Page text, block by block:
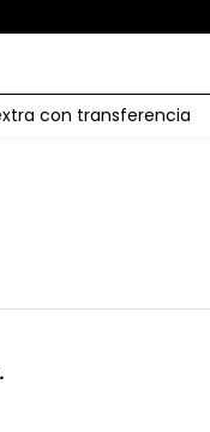
con transferencia